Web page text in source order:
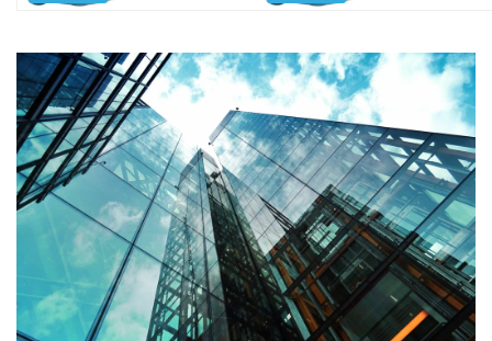
NASCHOLINGEN
DOSSIER
ENQUÊTES
NHG
LHV
OPINIE
HUISARTSENPOST
PRAKTIJKZAKEN
TARIEVEN
VPHUISARTSEN